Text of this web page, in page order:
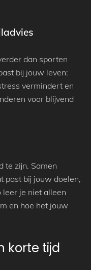
dan sporten
bij jouw leven:
vermindert en
voor blijvend
te zijn. Samen
past bij jouw doelen,
je niet alleen
en hoe het jouw
korte tijd